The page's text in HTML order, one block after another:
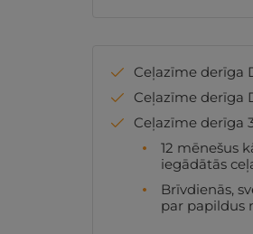
Ceļazīme derīga
Ceļazīme derīga
Ceļazīme derīga
12 mēnešus
iegādātās
Brīvdienās,
par papildus